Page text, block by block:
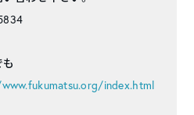
も
index.html